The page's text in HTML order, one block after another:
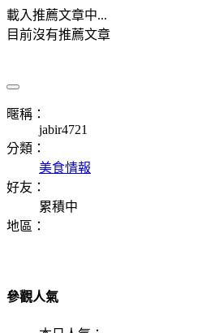
載入推薦文章中...
目前沒有推薦文章
暱稱：
jabir4721
分類：
美食情報
好友：
累積中
地區：
參觀人氣